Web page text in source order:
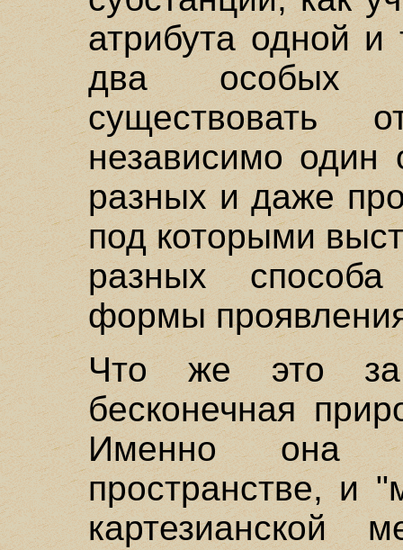
атрибута одной
два особых
существовать
независимо один
разных и даже
под которыми
разных
формы проявления
Что же это за
бесконечная
Именно она
пространстве, и
картезианской